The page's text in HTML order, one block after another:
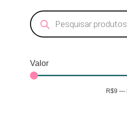
Valor
R$9 —